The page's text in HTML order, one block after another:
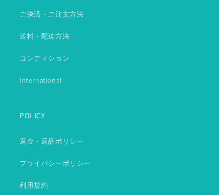
ご決済・ご注文方法
送料・配送方法
コンディション
International
POLICY
返金・返品ポリシー
プライバシーポリシー
利用規約